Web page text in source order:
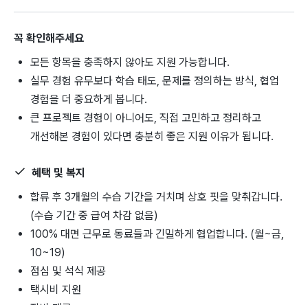
꼭 확인해주세요
모든 항목을 충족하지 않아도 지원 가능합니다.
실무 경험 유무보다 학습 태도, 문제를 정의하는 방식, 협업
경험을 더 중요하게 봅니다.
큰 프로젝트 경험이 아니어도, 직접 고민하고 정리하고
개선해본 경험이 있다면 충분히 좋은 지원 이유가 됩니다.
혜택 및 복지
합류 후 3개월의 수습 기간을 거치며 상호 핏을 맞춰갑니다.
(수습 기간 중 급여 차감 없음)
100% 대면 근무로 동료들과 긴밀하게 협업합니다. (월~금,
10~19)
점심 및 석식 제공
택시비 지원